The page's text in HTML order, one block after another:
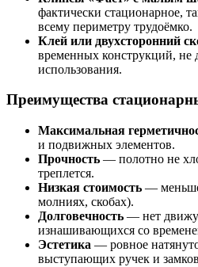
фактически стационарное,
всему периметру трудоёмко.
Клей или двухсторонний
временных конструкций, не
использования.
Преимущества
Максимальная
и подвижных элементов.
Прочность — полотно не
треплется.
Низкая стоимость —
молниях, скобах).
Долговечность — нет
изнашивающихся со
Эстетика — ровное
выступающих ручек и